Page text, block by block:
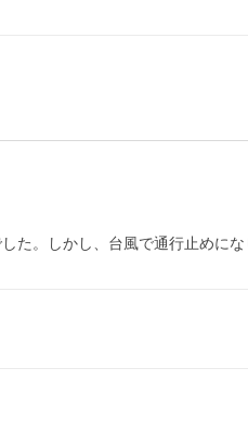
。しかし、台風で通行止めに